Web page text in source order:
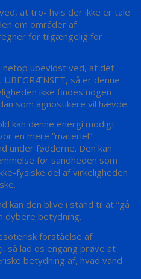
at tro- hvis der ikke er tale
om områder af
for tilgængelig for
netop ubevidst ved, at det
så er denne
ikke findes nogen
som agnostikere vil hævde.
kan denne energi modigt
en mere ”materiel”
under fødderne. Den kan
for sandheden som
fysiske del af virkeligheden
kan den blive i stand til at ”gå
dybere betydning.
forståelse af
så lad os engang prøve at
betydning af, hvad vand